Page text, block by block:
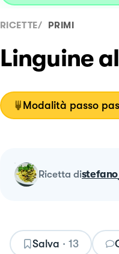
RICETTE/ PRIMI
Linguine
Modalità passo
ricetta di
Salva · 13